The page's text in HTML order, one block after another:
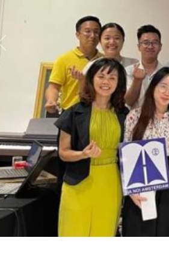
Previous